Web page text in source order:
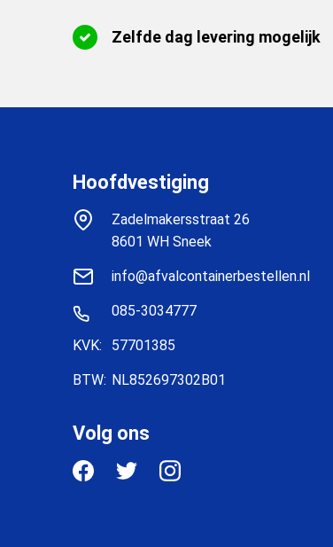
Zelfde dag levering mogelijk
Hoofdvestiging
Zadelmakersstraat 26
8601 WH Sneek
info@afvalcontainerbestellen.nl
085-3034777
KVK: 57701385
BTW: NL852697302B01
Volg ons